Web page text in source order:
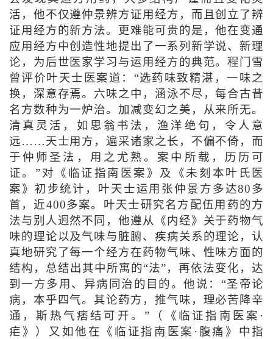
活，他不仅遵仲景辨方证用经方，而且创立了辨
证用经方的新方法。更难能可贵的是，他在变通
应用经方中创造性地提出了一系列新学说、新理
论，为后世医家学习与运用经方的典范。程门雪
曾评价叶天士医案道：“选药味致精湛，一味之
换，深意存焉。六味之中，涵泳不尽，每合古昔
名方数种为一炉治。加减变幻之美，从来所无。
清真灵活，如思翁书法，渔洋绝句，令人意
远……天士用方，遍采诸家之长，不偏不倚，而
于仲师圣法，用之尤熟。案中所载，历历可
证。”对《临证指南医案》及《未刻本叶氏医
案》初步统计，叶天士运用张仲景方多达80多
首，近400多案。叶天士研究名方配伍用药的方
法与别人迥然不同，他遵从《内经》关于药物气
味的理论以及气味与脏腑、疾病关系的理论，认
真地研究了每一个经方在药物气味、性味方面的
结构，总结出其中所寓的“法”，再依法变化，达
到一方多用、异病同治的目的。他说：“圣帝论
病，本乎四气。其论药方，推气味，理必苦降辛
通，斯热气痞结可开。”（《临证指南医案·
疟》）又如他在《临证指南医案·腹痛》中指